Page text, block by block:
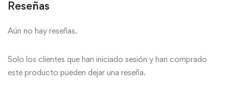
Reseñas
Aún no hay reseñas.
Solo los clientes que han iniciado sesión y han comprado
este producto pueden dejar una reseña.